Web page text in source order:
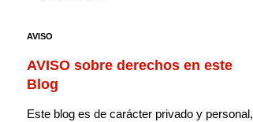
AVISO
AVISO sobre derechos en este
Blog
Este blog es de carácter privado y personal,